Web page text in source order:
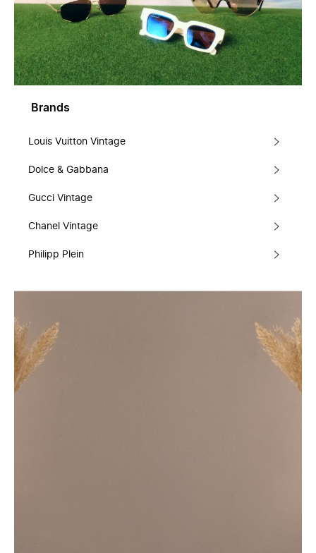
Brands
Louis Vuitton Vintage
Dolce & Gabbana
Gucci Vintage
Chanel Vintage
Philipp Plein